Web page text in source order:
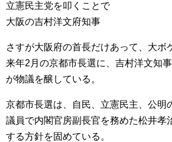
立憲民主党を叩くことで
大阪の吉村洋文府知事
さすが大阪府の首長だけあって、大ボ
来年2月の京都市長選に、吉村洋文知
が物議を醸している。
京都市長選は、自民、立憲民主、公明
議員で内閣官房副長官を務めた松井孝
する方針を固めている。